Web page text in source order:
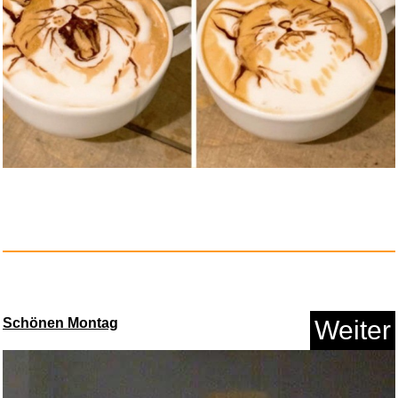
Roblox Gutschein - €10 - ...
Anzeige
Schönen Montag Weiter